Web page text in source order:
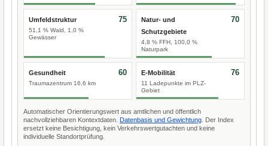
Umfeldstruktur
51,1 % Wald, 1,0 %
Gewässer
75
Natur- und
Schutzgebiete
4,8 % FFH, 100,0 %
Naturpark
70
Gesundheit
Traumazentrum 16,6 km
60 E-Mobilität
11 Ladepunkte im PLZ-
Gebiet
76
Automatischer Orientierungswert aus amtlichen und öffentlich
nachvollziehbaren Kontextdaten. Datenbasis und Gewichtung . Der Index
ersetzt keine Besichtigung, kein Verkehrswertgutachten und keine
individuelle Standortprüfung.